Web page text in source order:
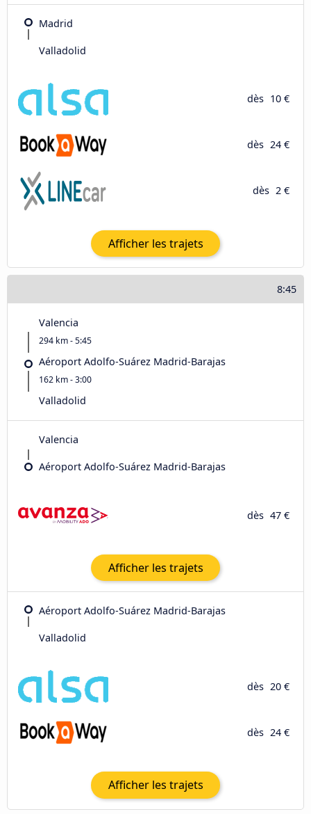
Madrid
Valladolid
dès 10 €
dès 24 €
dès 2 €
Afficher les trajets
8:45
Valencia
294 km - 5:45
Aéroport Adolfo-Suárez Madrid-Barajas
162 km - 3:00
Valladolid
Valencia
Aéroport Adolfo-Suárez Madrid-Barajas
dès 47 €
Afficher les trajets
Aéroport Adolfo-Suárez Madrid-Barajas
Valladolid
dès 20 €
dès 24 €
Afficher les trajets